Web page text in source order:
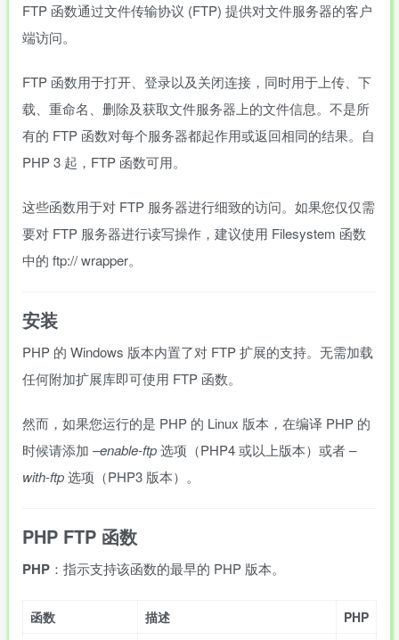
FTP 函数通过文件传输协议 (FTP) 提供对文件服务器的客户
端访问。
FTP 函数用于打开、登录以及关闭连接，同时用于上传、下
载、重命名、删除及获取文件服务器上的文件信息。不是所
有的 FTP 函数对每个服务器都起作用或返回相同的结果。自
PHP 3 起，FTP 函数可用。
这些函数用于对 FTP 服务器进行细致的访问。如果您仅仅需
要对 FTP 服务器进行读写操作，建议使用 Filesystem 函数
中的 ftp:// wrapper。
安装
PHP 的 Windows 版本内置了对 FTP 扩展的支持。无需加载
任何附加扩展库即可使用 FTP 函数。
然而，如果您运行的是 PHP 的 Linux 版本，在编译 PHP 的
时候请添加 –enable-ftp选项（PHP4 或以上版本）或者–
with-ftp选项（PHP3 版本）。
PHP FTP 函数
PHP ：指示支持该函数的最早的 PHP 版本。
函数 描述
PHP